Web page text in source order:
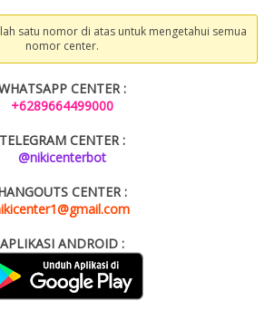
satu nomor di atas untuk mengetahui semua
nomor center.
CENTER :
+6289664499000
TELEGRAM CENTER :
@nikicenterbot
CENTER :
APLIKASI ANDROID :